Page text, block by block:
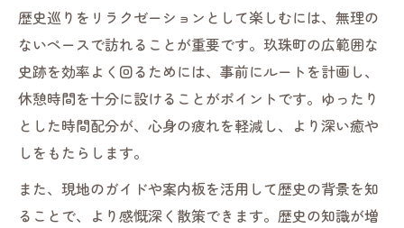
歴史巡りをリラクゼーションとして楽しむには、無理の
ないペースで訪れることが重要です。玖珠町の広範囲な
史跡を効率よく回るためには、事前にルートを計画し、
休憩時間を十分に設けることがポイントです。ゆったり
とした時間配分が、心身の疲れを軽減し、より深い癒や
しをもたらします。
また、現地のガイドや案内板を活用して歴史の背景を知
ることで、より感慨深く散策できます。歴史の知識が増